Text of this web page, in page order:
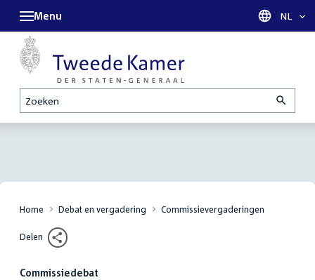
Zoeken
Menu Taal
NL
Home Debat en vergadering Commissievergaderingen
Delen
Commissiedebat